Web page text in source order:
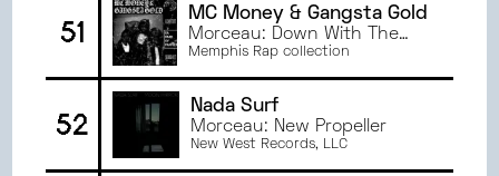
51
MC Money & Gangsta Gold
Morceau: Down With The
Click
Memphis Rap collection
52
Nada Surf
Morceau: New Propeller
New West Records, LLC